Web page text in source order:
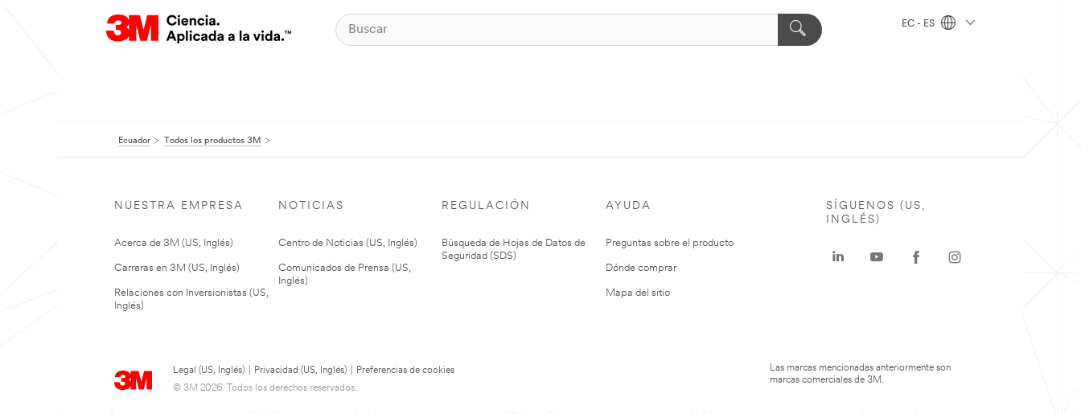
EC - ES
Ecuador Todos los productos 3M
NUESTRA EMPRESA
Acerca de 3M (US, Inglés)
Carreras en 3M (US, Inglés)
Relaciones con Inversionistas (US,
Inglés)
NOTICIAS
Centro de Noticias (US, Inglés)
Comunicados de Prensa (US,
Inglés)
REGULACIÓN
Búsqueda de Hojas de Datos de
Seguridad (SDS)
AYUDA
Preguntas sobre el producto
Dónde comprar
Mapa del sitio
Legal (US, Inglés) Privacidad (US, Inglés)
Preferencias de cookies
© 3M 2026. Todos los derechos reservados..
SÍGUENOS (US,
INGLÉS)
Las marcas mencionadas anteriormente son
marcas comerciales de 3M.